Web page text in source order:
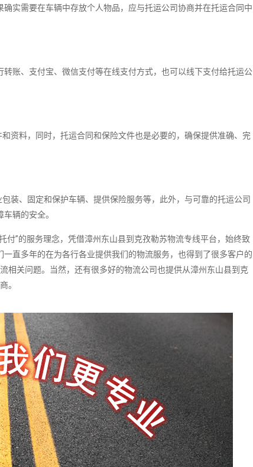
实需要在车辆中存放个人物品，应与托运公司协商并在托运合同中
账、支付宝、微信支付等在线支付方式，也可以线下支付给托运公
料，同时，托运合同和保险文件也是必要的，确保提供准确、完
、固定和保护车辆、提供保险服务等，此外，与可靠的托运公司
辆的安全。
”的服务理念，凭借漳州东山县到克孜勒苏物流专线平台，始终致
直多年的在为各行各业提供我们的物流服务，也得到了很多客户的
相关问题。当然，还有很多好的物流公司也提供从漳州东山县到克
。